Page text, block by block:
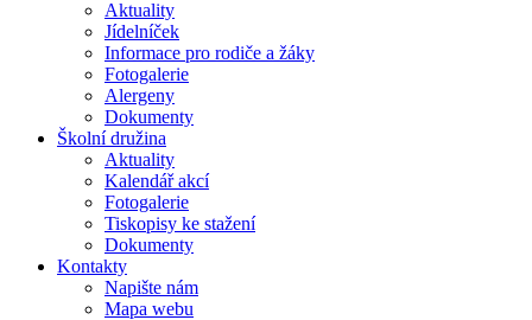
Aktuality
Jídelníček
Informace pro rodiče a žáky
Fotogalerie
Alergeny
Dokumenty
Školní družina
Aktuality
Kalendář akcí
Fotogalerie
Tiskopisy ke stažení
Dokumenty
Kontakty
Napište nám
Mapa webu